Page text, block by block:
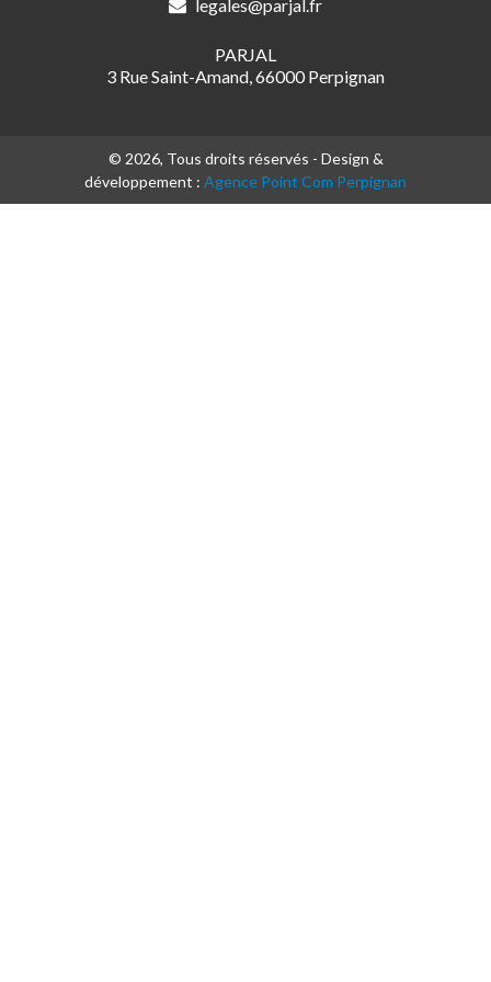
legales@parjal.fr
PARJAL
3 Rue Saint-Amand, 66000 Perpignan
© 2026, Tous droits réservés - Design &
développement : Agence Point Com Perpignan